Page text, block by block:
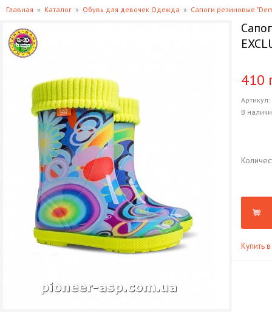
Главная » Каталог » Обувь для девочек Одежда » Сапоги резиновые
410
Артикул:
В
Купить